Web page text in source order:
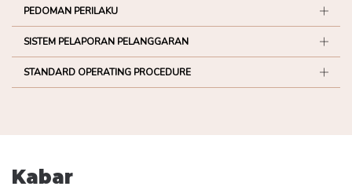
PEDOMAN PERILAKU
SISTEM PELAPORAN PELANGGARAN
STANDARD OPERATING PROCEDURE
Kabar